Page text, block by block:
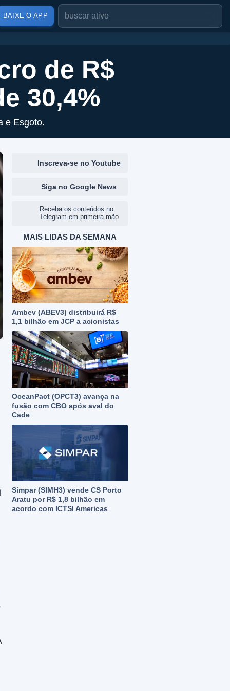
BAIXE O APP
de R$
30,4%
e Esgoto.
Inscreva-se no Youtube
Siga no Google News
Receba os conteúdos no
Telegram em primeira mão
MAIS LIDAS DA SEMANA
Ambev (ABEV3) distribuirá R$
1,1 bilhão em JCP a acionistas
OceanPact (OPCT3) avança na
fusão com CBO após aval do
Cade
Simpar (SIMH3) vende CS Porto
Aratu por R$ 1,8 bilhão em
acordo com ICTSI Americas